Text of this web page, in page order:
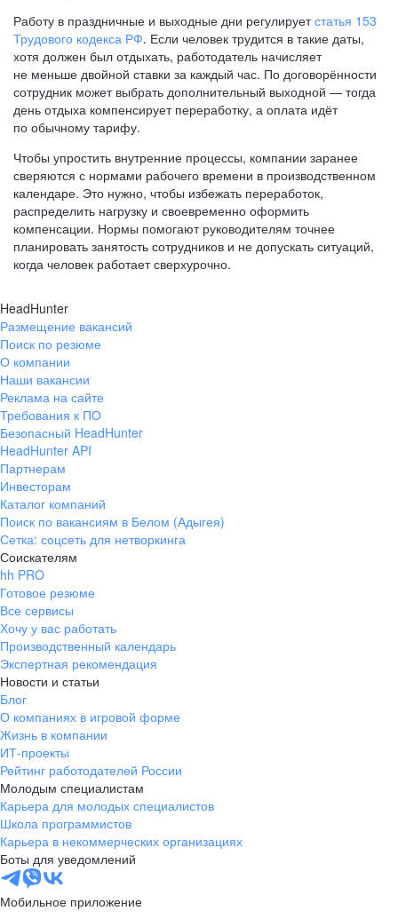
Работу в праздничные и выходные дни регулируетстатья 153
Трудового кодекса РФ. Если человек трудится в такие даты,
хотя должен был отдыхать, работодатель начисляет
не меньше двойной ставки за каждый час. По договорённости
сотрудник может выбрать дополнительный выходной — тогда
день отдыха компенсирует переработку, а оплата идёт
по обычному тарифу.
Чтобы упростить внутренние процессы, компании заранее
сверяются с нормами рабочего времени в производственном
календаре. Это нужно, чтобы избежать переработок,
распределить нагрузку и своевременно оформить
компенсации. Нормы помогают руководителям точнее
планировать занятость сотрудников и не допускать ситуаций,
когда человек работает сверхурочно.
HeadHunter
Размещение вакансий
Поиск по резюме
О компании
Наши вакансии
Реклама на сайте
Требования к ПО
Безопасный HeadHunter
HeadHunter API
Партнерам
Инвесторам
Каталог компаний
Поиск по вакансиям в Белом (Адыгея)
Сетка: соцсеть для нетворкинга
Соискателям
hh PRO
Готовое резюме
Все сервисы
Хочу у вас работать
Производственный календарь
Экспертная рекомендация
Новости и статьи
Блог
О компаниях в игровой форме
Жизнь в компании
ИТ-проекты
Рейтинг работодателей России
Молодым специалистам
Карьера для молодых специалистов
Школа программистов
Карьера в некоммерческих организациях
Боты для уведомлений
Мобильное приложение